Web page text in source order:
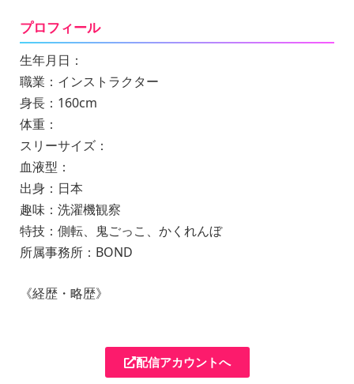
プロフィール
生年月日：
職業：インストラクター
身長：160cm
体重：
スリーサイズ：
血液型：
出身：日本
趣味：洗濯機観察
特技：側転、鬼ごっこ、かくれんぼ
所属事務所：BOND
《経歴・略歴》
配信アカウントへ